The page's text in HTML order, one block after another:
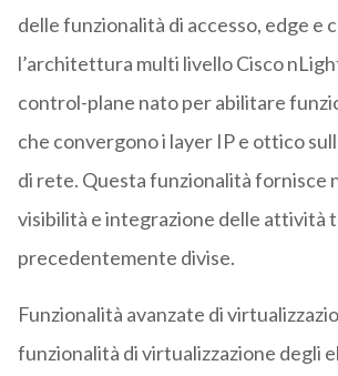
delle funzionalità di accesso, edge e
l’architettura multi livello Cisco
control-plane nato per abilitare
che convergono i layer IP e ottico
di rete. Questa funzionalità fornisce
visibilità e integrazione delle attività
precedentemente divise.
Funzionalità avanzate di
funzionalità di virtualizzazione degli